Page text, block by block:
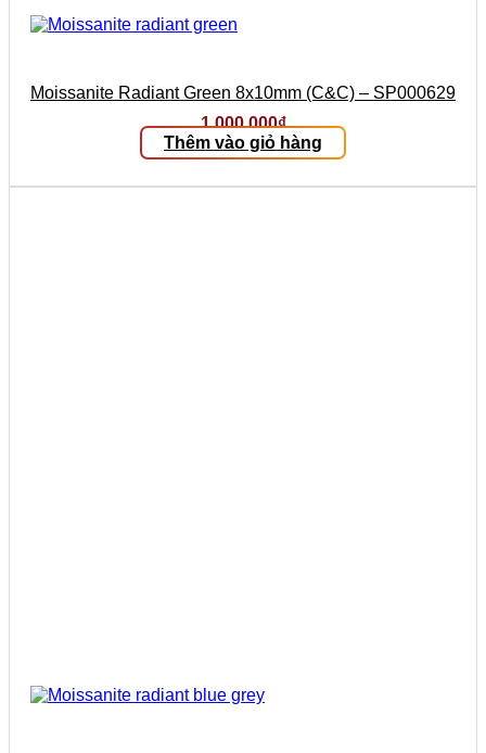
Moissanite Radiant Green 8x10mm (C&C) – SP000629
1.000.000₫
Thêm vào giỏ hàng